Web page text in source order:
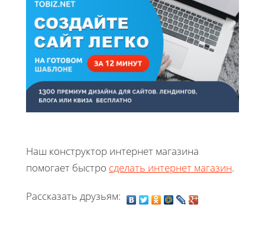
Наш конструктор интернет магазина
помогает быстро сделать интернет магазин.
Рассказать друзьям: